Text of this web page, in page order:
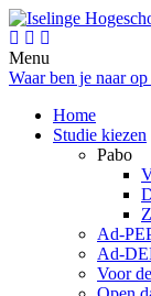
Menu
Waar ben je naar
Home
Studie kiezen
Pabo
Ad-
Ad-
Voor